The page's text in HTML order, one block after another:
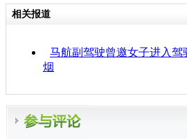
相关报道
马航副驾驶曾邀女子进入驾
烟